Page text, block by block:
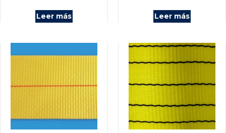
Leer más Leer más